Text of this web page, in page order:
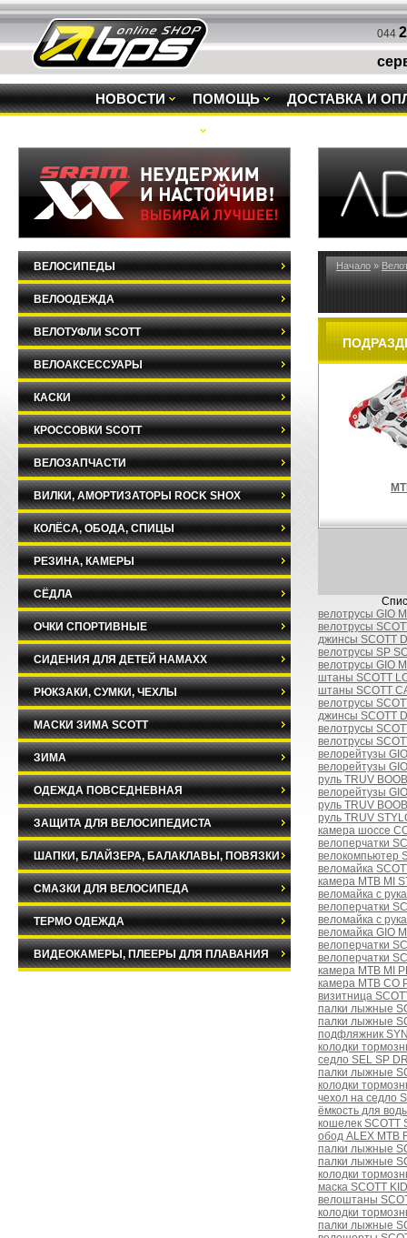
044
НОВОСТИ ПОМОЩЬ ДОСТАВКА И
Начало »
велотрусы GIO
велотрусы
джинсы SCOTT
велотрусы SP
велотрусы GIO
штаны SCOTT
штаны SCOTT
велотрусы
джинсы SCOTT
велотрусы
велотрусы
велорейтузы
велорейтузы
руль TRUV
велорейтузы
руль TRUV
руль TRUV
камера шоссе
велоперчатки
велокомпьютер
веломайка
камера MTB MI
веломайка с
велоперчатки
веломайка с
веломайка GIO
велоперчатки
велоперчатки
камера MTB MI
камера MTB CO
визитница
палки лыжные
палки лыжные
подфляжник
колодки
седло SEL SP
палки лыжные
колодки
чехол на седло
ёмкость для
кошелек SCOTT
обод ALEX MTB
палки лыжные
палки лыжные
колодки
маска SCOTT
велоштаны
колодки
палки лыжные
ВЕЛОСИПЕДЫ
ВЕЛООДЕЖДА
ВЕЛОТУФЛИ SCOTT
ВЕЛОАКСЕССУАРЫ
КАСКИ
КРОССОВКИ SCOTT
ВЕЛОЗАПЧАСТИ
ВИЛКИ, АМОРТИЗАТОРЫ ROCK SHOX
КОЛЁСА, ОБОДА, СПИЦЫ
РЕЗИНА, КАМЕРЫ
СЁДЛА
ОЧКИ СПОРТИВНЫЕ
СИДЕНИЯ ДЛЯ ДЕТЕЙ HAMAXX
РЮКЗАКИ, СУМКИ, ЧЕХЛЫ
МАСКИ ЗИМА SCOTT
ЗИМА
ОДЕЖДА ПОВСЕДНЕВНАЯ
ЗАЩИТА ДЛЯ ВЕЛОСИПЕДИСТА
ШАПКИ, БЛАЙЗЕРА, БАЛАКЛАВЫ, ПОВЯЗКИ
СМАЗКИ ДЛЯ ВЕЛОСИПЕДА
ТЕРМО ОДЕЖДА
ВИДЕОКАМЕРЫ, ПЛЕЕРЫ ДЛЯ ПЛАВАНИЯ